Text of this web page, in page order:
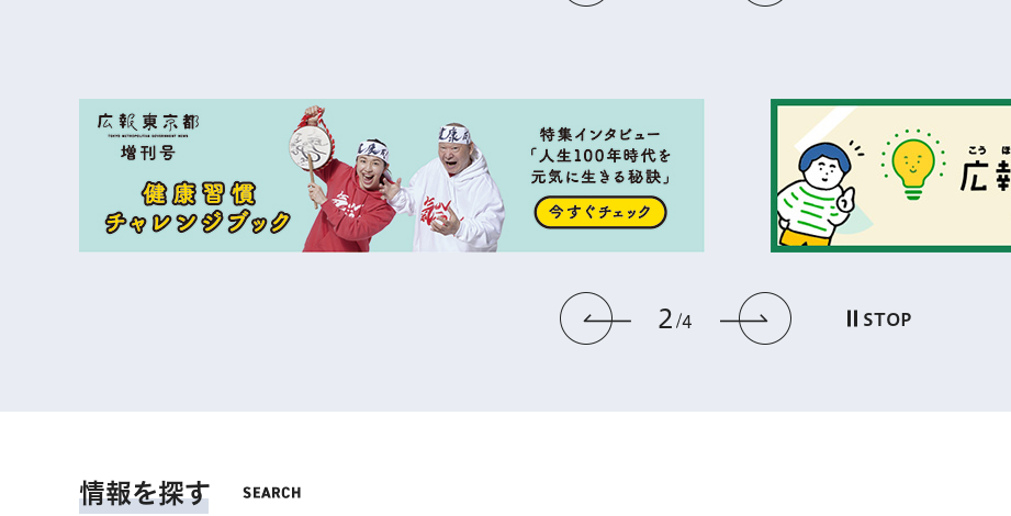
前のスライドを表示
2 4 次のスライドを表示
STOP
情報を探す